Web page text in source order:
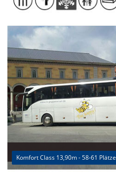
Komfort Class 13,90m - 58-61 Plätze